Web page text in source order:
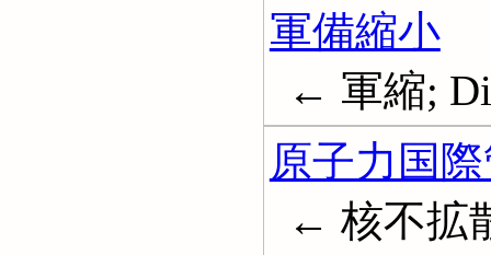
軍備縮小
← 軍縮;
原子力国
← 核不拡